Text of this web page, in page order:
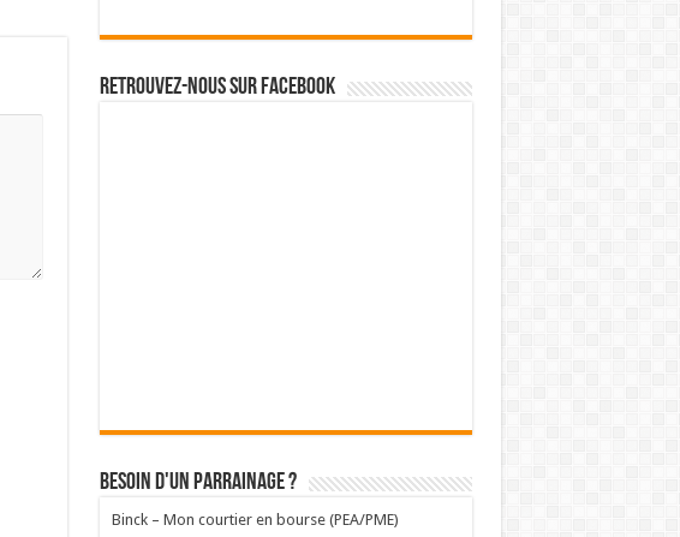
Retrouvez-nous sur Facebook
Besoin d'un parrainage ?
Binck – Mon courtier en bourse (PEA/PME)